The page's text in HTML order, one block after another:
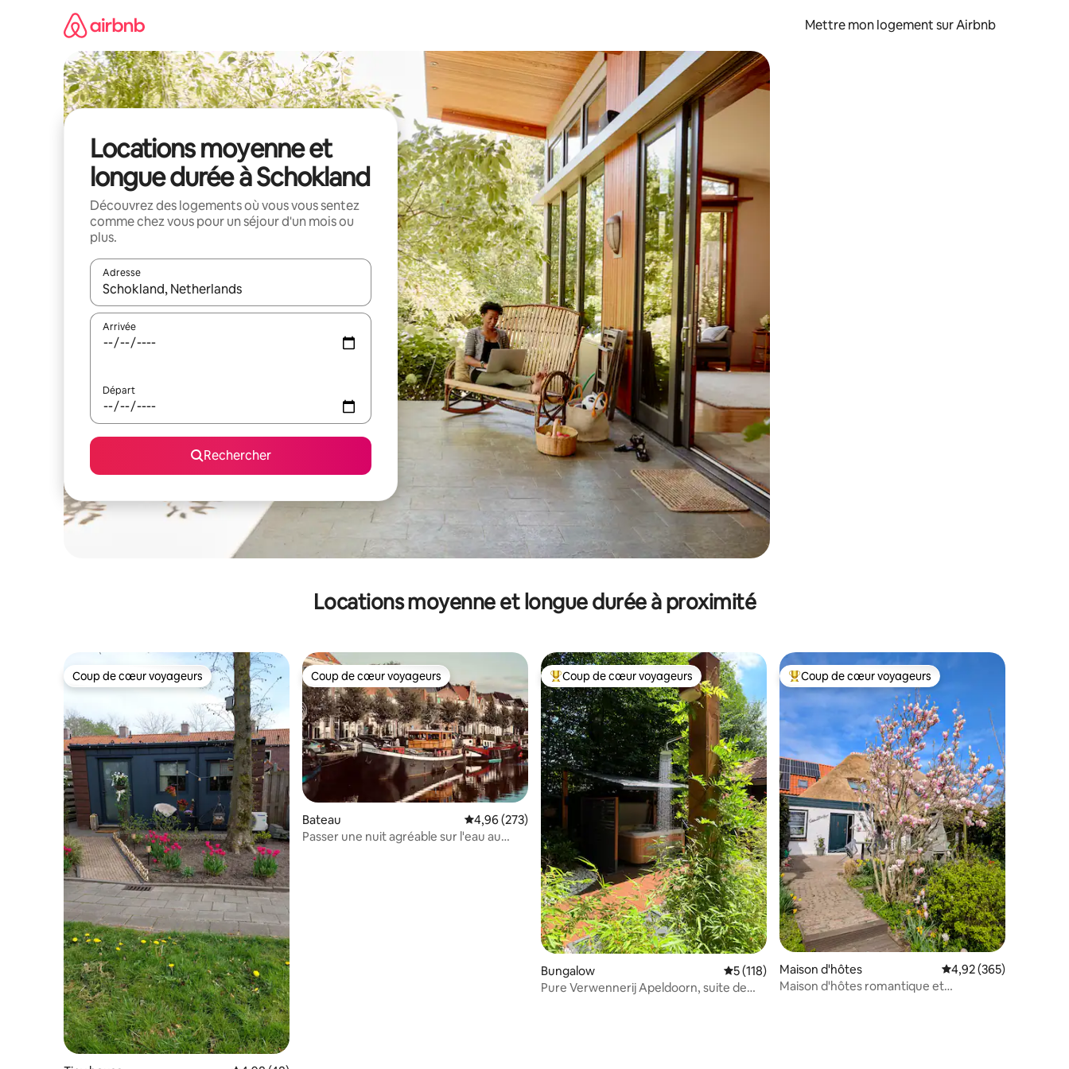
Mettre mon logement sur Airbnb
Locations moyenne et
longue durée à Schokland
Découvrez des logements où vous vous sentez
comme chez vous pour un séjour d'un mois ou
plus.
Adresse
Lorsque les résultats s'affichent, utilisez les flèches vers le haut et vers le bas pour les parcourir ou en appuyant et en faisant glisser.
Arrivée
Départ
Rechercher
Locations moyenne et longue durée à proximité
Coup de cœur voyageurs
Coup de cœur voyageurs Coup de cœur voyageurs
Coup de cœur voyageurs
Bateau Évaluation moyenne sur la base de 273 commentaires : 4,96 sur 5
4,96 (273)
Passer une nuit agréable sur l'eau au
Coups de cœur voyageurs les plus appréciés
Coup de cœur voyageurs
Bungalow Évaluation moyenne sur la base de 118 commentaires : 5 sur 5
5 (118)
Pure Verwennerij Apeldoorn, suite de
Coups de cœur voyageurs les plus appréciés
Coup de cœur voyageurs
Maison d'hôtes Évaluation moyenne
4,92 (365)
Maison d'hôtes romantique et